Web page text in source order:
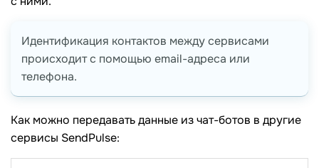
Идентификация контактов между сервисами
происходит с помощью email-адреса или
телефона.
Как можно передавать данные из чат-ботов в другие
сервисы SendPulse: